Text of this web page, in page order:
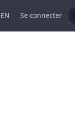
EN Se connecter